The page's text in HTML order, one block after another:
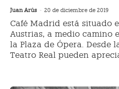
Juan Arús - 20 de diciembre de 2019
Café Madrid está situado
Austrias, a medio camino
la Plaza de Ópera. Desde
Teatro Real pueden